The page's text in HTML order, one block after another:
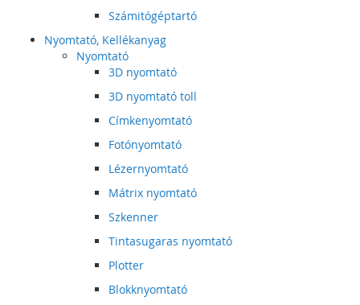
Számitógéptartó
Nyomtató, Kellékanyag
Nyomtató
3D nyomtató
3D nyomtató toll
Címkenyomtató
Fotónyomtató
Lézernyomtató
Mátrix nyomtató
Szkenner
Tintasugaras nyomtató
Plotter
Blokknyomtató